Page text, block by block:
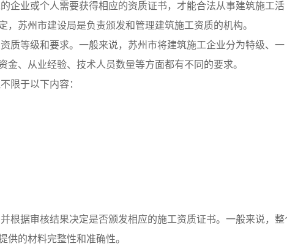
企业或个人需要获得相应的资质证书，才能合法从事建筑施工活
苏州市建设局是负责颁发和管理建筑施工资质的机构。
质等级和要求。一般来说，苏州市将建筑施工企业分为特级、一
、从业经验、技术人员数量等方面都有不同的要求。
限于以下内容：
根据审核结果决定是否颁发相应的施工资质证书。一般来说，整
供的材料完整性和准确性。